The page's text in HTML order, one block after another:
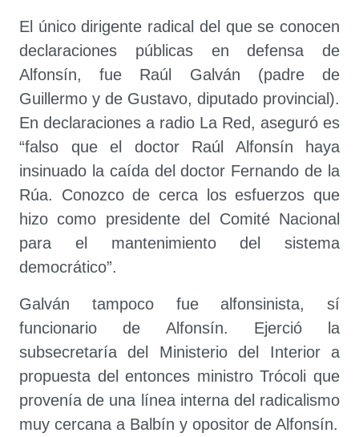
El único dirigente radical del que se conocen
declaraciones públicas en defensa de
Alfonsín, fue Raúl Galván (padre de
Guillermo y de Gustavo, diputado provincial).
En declaraciones a radio La Red, aseguró es
“falso que el doctor Raúl Alfonsín haya
insinuado la caída del doctor Fernando de la
Rúa. Conozco de cerca los esfuerzos que
hizo como presidente del Comité Nacional
para el mantenimiento del sistema
democrático”.
Galván tampoco fue alfonsinista, sí
funcionario de Alfonsín. Ejerció la
subsecretaría del Ministerio del Interior a
propuesta del entonces ministro Trócoli que
provenía de una línea interna del radicalismo
muy cercana a Balbín y opositor de Alfonsín.